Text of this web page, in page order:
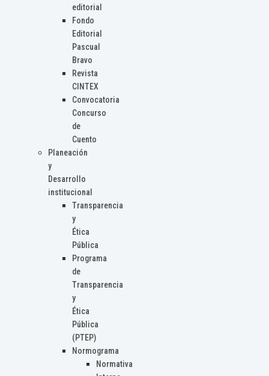
editorial
Fondo
Editorial
Pascual
Bravo
Revista
CINTEX
Convocatoria
Concurso
de
Cuento
Planeación
y
Desarrollo
institucional
Transparencia
y
Ética
Pública
Programa
de
Transparencia
y
Ética
Pública
(PTEP)
Normograma
Normativa